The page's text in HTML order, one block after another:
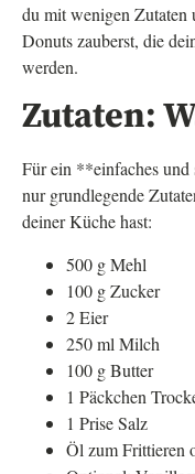
du mit wenigen Zutaten
Donuts zauberst, die
werden.
Zutaten:
Für ein **einfaches
nur grundlegende
deiner Küche hast:
500 g Mehl
100 g Zucker
2 Eier
250 ml Milch
100 g Butter
1 Päckchen
1 Prise Salz
Öl zum Frittieren